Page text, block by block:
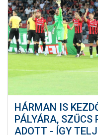
HÁRMAN IS
PÁLYÁRA, SZŰCS
ADOTT - ÍGY